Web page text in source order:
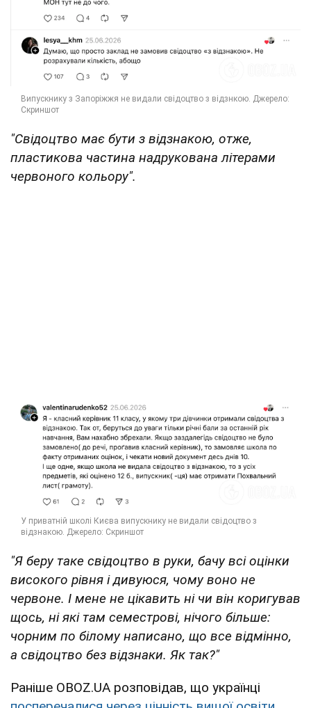
"Свідоцтво має бути з відзнакою, отже,
пластикова частина надрукована літерами
червоного кольору".
"Я беру таке свідоцтво в руки, бачу всі оцінки
високого рівня і дивуюся, чому воно не
червоне. І мене не цікавить ні чи він коригував
щось, ні які там семестрові, нічого більше:
чорним по білому написано, що все відмінно,
а свідоцтво без відзнаки. Як так?"
Раніше OBOZ.UA розповідав, що українці